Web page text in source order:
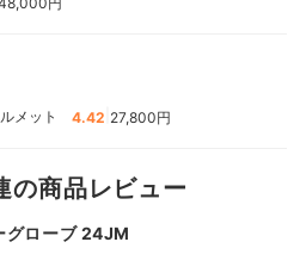
メット
4.42 27,800円
の商品レビュー
グローブ 24JM